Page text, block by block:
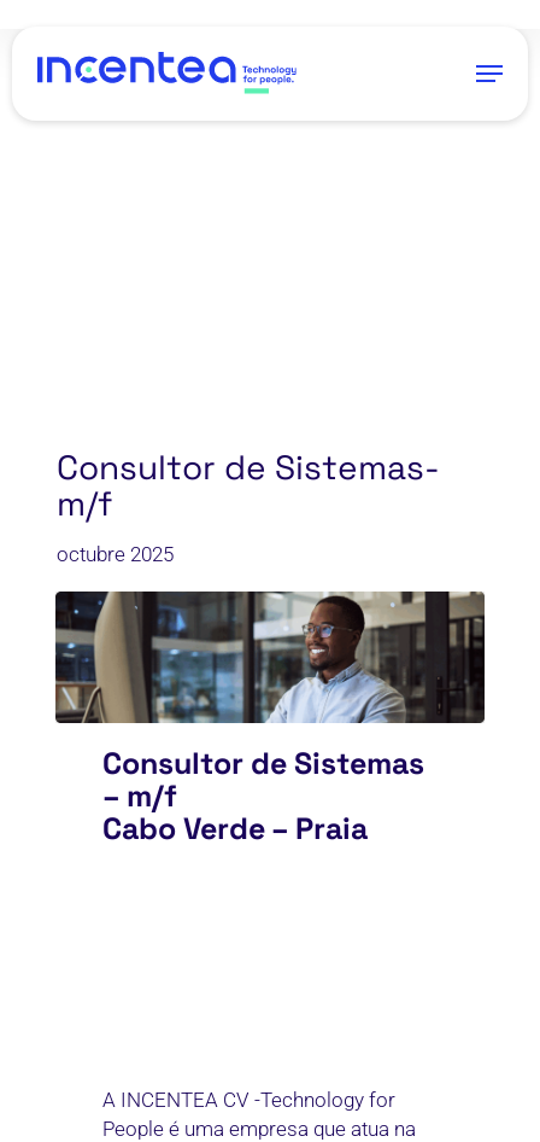
Menu
Consultor de Sistemas-
m/f
octubre 2025
Consultor de Sistemas
– m/f
Cabo Verde – Praia
A INCENTEA CV -Technology for
People é uma empresa que atua na